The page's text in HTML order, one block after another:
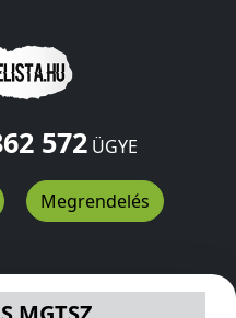
572ÜGYE
Megrendelés